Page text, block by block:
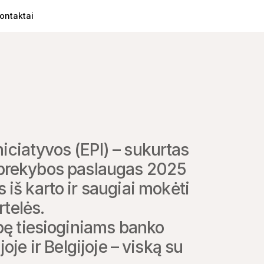
(EPI) – sukurtas
paslaugas 2025
iš karto ir saugiai mokėti
tiesioginiams banko
ir Belgijoje – viską su